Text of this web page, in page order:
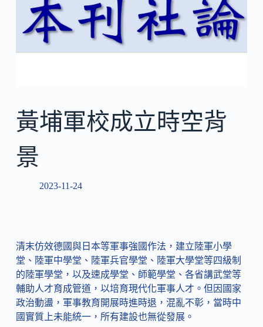
黃埔軍校成立時空背
景
2023-11-24
清末仿效德國與日本等軍事強國作法，建立陸軍小學
堂、陸軍中學堂、陸軍兵官學堂、陸軍大學堂等四級制
的陸軍學堂，以及速成學堂、師範學堂、各省講武堂等
輔助人才育成管道，以培育現代化軍事人才。但因國家
政治動盪，軍事教育開展時進時退，混亂不彰，當時中
國實質上未能統一，所有建設也無從發展。